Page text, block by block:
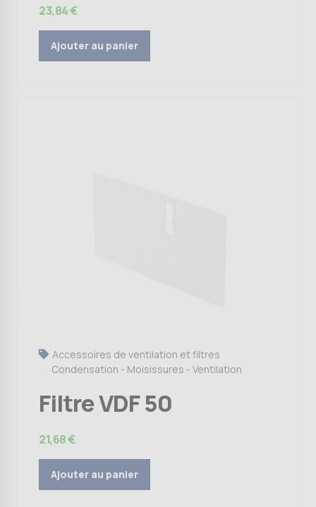
23,84€
Ajouter au panier
Accessoires de ventilation et filtres
Condensation - Moisissures - Ventilation
Filtre VDF 50
21,68€
Ajouter au panier